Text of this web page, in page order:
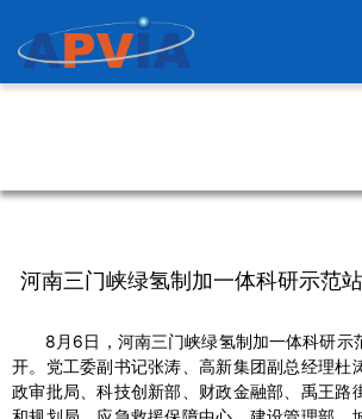
河南三门峡绿氢制加一体科研示范
8月6日，河南三门峡绿氢制加一体科研示
开。党工委副书记张涛、高新集团副总经理杜
政审批局、科技创新部、财政金融部、禹王路